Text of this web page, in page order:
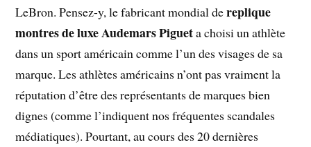
LeBron. Pensez-y, le fabricant mondial dereplique
montres de luxe Audemars Pigueta choisi un athlète
dans un sport américain comme l’un des visages de sa
marque. Les athlètes américains n’ont pas vraiment la
réputation d’être des représentants de marques bien
dignes (comme l’indiquent nos fréquentes scandales
médiatiques). Pourtant, au cours des 20 dernières